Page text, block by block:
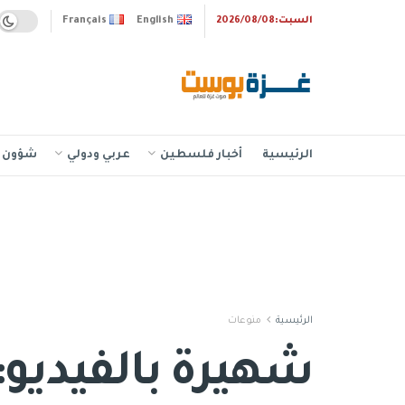
السبت:2026/08/08 Français English
الرئيسية أخبار فلسطين عربي ودولي شؤون
الرئيسية منوعات
شهيرة